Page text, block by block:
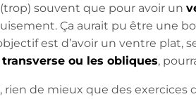
souvent que pour avoir un
Ça aurait pu être une
est d’avoir un ventre plat,
transverse ou les obliques,
rien de mieux que des exercices